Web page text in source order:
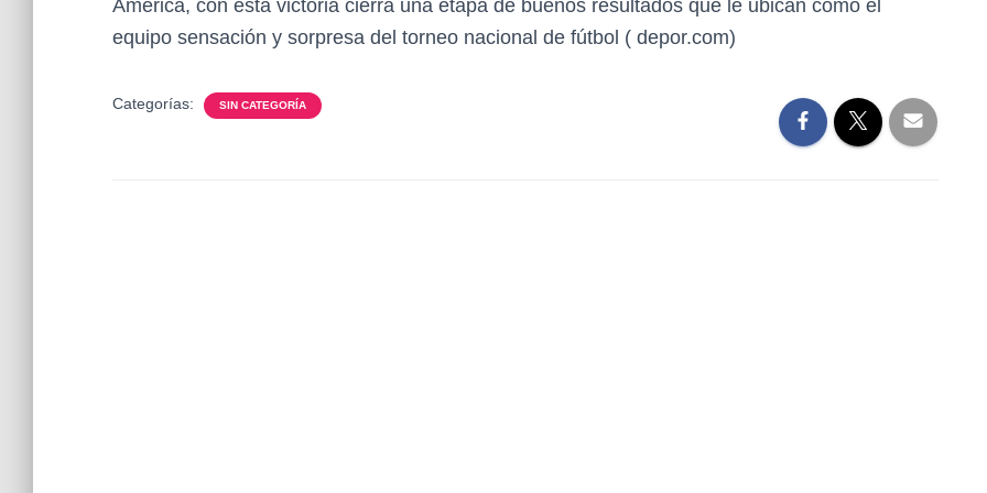
América, con esta victoria cierra una etapa de buenos resultados que le ubican como el
equipo sensación y sorpresa del torneo nacional de fútbol ( depor.com)
Categorías: SIN CATEGORÍA